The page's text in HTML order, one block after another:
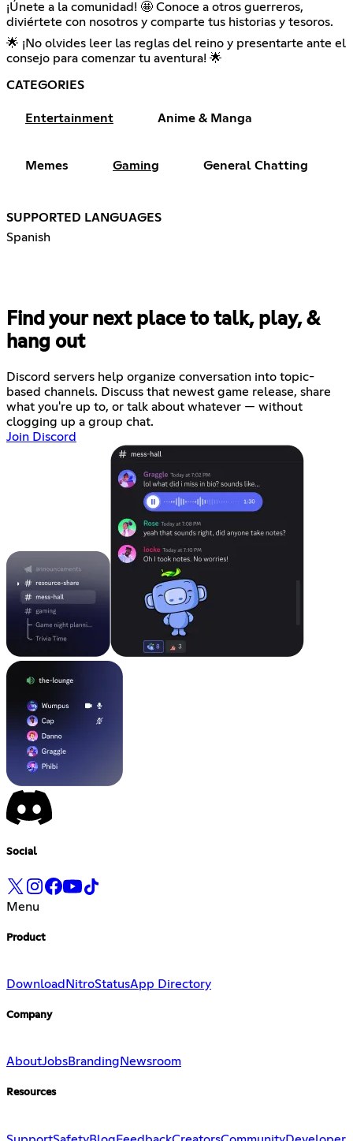
¡Únete a la comunidad! 🤩 Conoce a otros guerreros,
diviértete con nosotros y comparte tus historias y tesoros.
🌟 ¡No olvides leer las reglas del reino y presentarte ante el
consejo para comenzar tu aventura! 🌟
CATEGORIES
Entertainment Anime & Manga
Memes Gaming General Chatting
SUPPORTED LANGUAGES
Spanish
Find your next place to talk, play, &
hang out
Discord servers help organize conversation into topic-
based channels. Discuss that newest game release, share
what you're up to, or talk about whatever — without
clogging up a group chat.
Join Discord
Social
Menu
Product
Download NitroStatusApp Directory
Company
AboutJobsBranding Newsroom
Resources